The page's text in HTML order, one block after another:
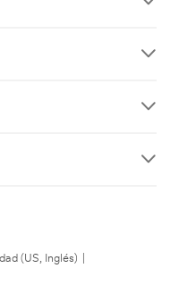
(US, Inglés)